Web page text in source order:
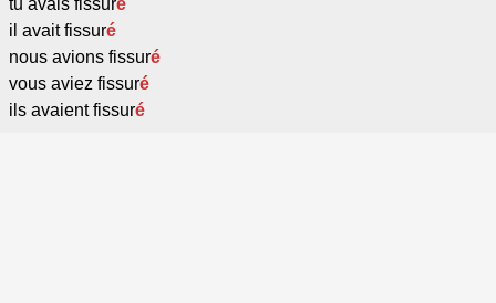
tu avais fissuré
il avait fissuré
nous avions fissuré
vous aviez fissuré
ils avaient fissuré